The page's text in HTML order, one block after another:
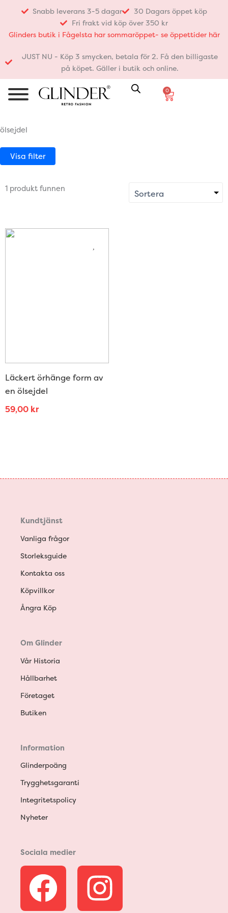
innehåll
Snabb leverans 3-5 dagar
30 Dagars öppet köp
Fri frakt vid köp över 350 kr
Glinders butik i Fågelsta har sommaröppet- se öppettider här
JUST NU - Köp 3 smycken, betala för 2. Få den billigaste
på köpet. Gäller i butik och online.
0
Varukorg
ölsejdel
Visa filter
1 produkt funnen
Läckert örhänge form av
en ölsejdel
59,00 kr
Kundtjänst
Vanliga frågor
Storleksguide
Kontakta oss
Köpvillkor
Ångra Köp
Om Glinder
Vår Historia
Hållbarhet
Företaget
Butiken
Information
Glinderpoäng
Trygghetsgaranti
Integritetspolicy
Nyheter
Sociala medier
F
a
I
n